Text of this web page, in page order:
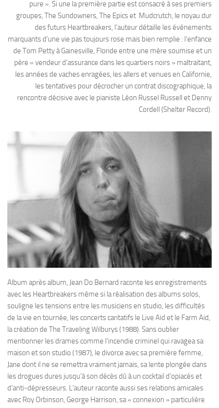
pure ». Si une la première partie est consacré à ses premiers
groupes, The Sundowners, The Epics et Mudcrutch, le noyau dur
des futurs Heartbreakers, l’auteur détaille les événements
marquants d’une vie pas toujours rose mais bien remplie : l’enfance
de Tom Petty à Gainesville, Floride entre une mère soumise et un
père « vendeur d’assurance dans les quartiers noirs » maltraitant,
les années de vaches enragées, les allers et venues en Californie,
les tentatives pour décrocher un contrat discographique, la
rencontre décisive avec le pianiste Léon Russel Russell et Denny
Cordell (Shelter Record).
Album après album, Jean Do Bernard raconte les enregistrements
avec les Heartbreakers même si la réalisation des albums solos,
souligne les tensions entre les musiciens en studio, les difficultés
de la vie en tournée, les concerts caritatifs le Live Aid et le Farm Aid,
la création de The Traveling Wilburys (1988). Sans oublier
mentionner les drames comme l’incendie criminel qui ravagea sa
maison et son studio (1987), le divorce avec sa première femme,
Jane dont il ne se remettra vraiment jamais, sa lente plongée dans
les drogues dures jusqu’à son décès dû à un cocktail d’opiacés et
d’anti-dépresseurs. L‘auteur raconte aussi ses relations amicales
avec Roy Orbinson, George Harrison, sa « connexion » particulière